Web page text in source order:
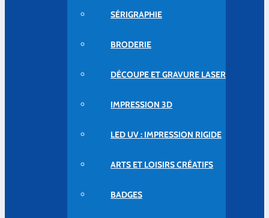
SÉRIGRAPHIE
BRODERIE
DÉCOUPE ET GRAVURE LASER
IMPRESSION 3D
LED UV : IMPRESSION RIGIDE
ARTS ET LOISIRS CRÉATIFS
BADGES